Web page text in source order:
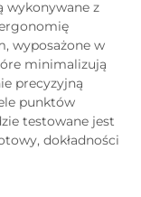
wykonywane z
wyposażone w
minimalizują
precyzyjną
punktów
testowane jest
dokładności